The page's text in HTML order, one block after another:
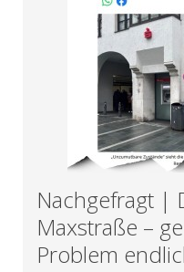
Nachgefragt |
Maxstraße –
Problem